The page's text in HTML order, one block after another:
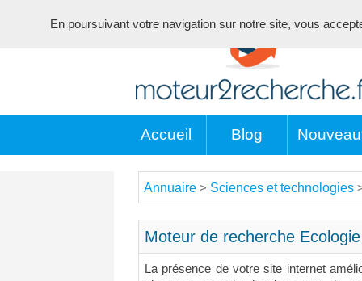
Accueil Blog
Annuaire > Sciences et technologies
Moteur de recherche Ecologie
La présence de votre site internet
En poursuivant votre navigation sur notre site, vous